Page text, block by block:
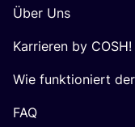
Über Uns
Karrieren by COSH!
Wie funktioniert
FAQ